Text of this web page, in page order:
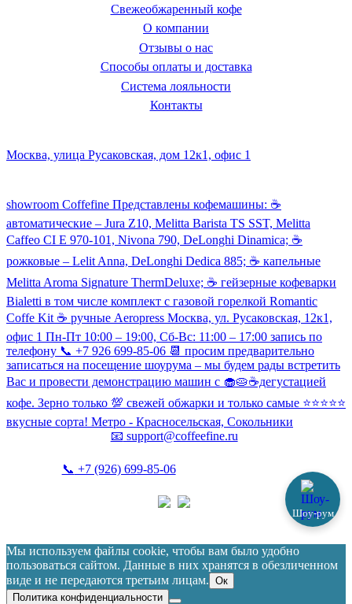
Свежеобжаренный кофе
О компании
Отзывы о нас
Способы оплаты и доставка
Система лояльности
Контакты
Москва, улица Русаковская, дом 12к1, офис 1
showroom Coffefine Представлены кофемашины: ☕️
автоматические – Jura Z10, Melitta Barista TS SST, Melitta
Caffeo CI Е 970-101, Nivona 790, DeLonghi Dinamica; ☕️
рожковые – Lelit Anna, DeLonghi Dedica 885; ☕️ капельные
Melitta Aroma Signature ThermDeluxe; ☕️ гейзерные кофеварки
Bialetti в том числе комплект с газовой горелкой Romantic
Coffe Kit ☕️ ручные Aeropress Москва, ул. Русаковская, 12к1,
офис 1 Пн-Пт 10:00 – 19:00, Сб-Вс: 11:00 – 17:00 запись по
телефону 📞 +7 926 699-85-06 📆 просим предварительно
записаться на посещение шоурума – мы будем рады встретить
Вас и провести демонстрацию машин с 🧁🥧☕️дегустацией
кофе. Зерно только 💯 свежей обжарки и только самые ⭐️⭐️⭐️⭐️⭐️
вкусные сорта! Метро - Красносельская, Сокольники
📧 support@coffeefine.ru
📞 +7 (926) 699-85-06
Coffeefine.ru 2021-2026Шоу-рум
Мы используем файлы cookie, чтобы вам было удобно
пользоваться сайтом. Данные в них хранятся в обезличенном
виде и не передаются третьим лицам. Ок
Политика конфиденциальности